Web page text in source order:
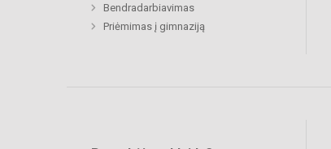
Bendradarbiavimas
Priėmimas į gimnaziją